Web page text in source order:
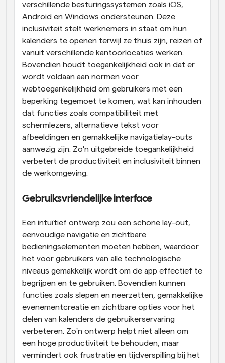
verschillende besturingssystemen zoals iOS,
Android en Windows ondersteunen. Deze
inclusiviteit stelt werknemers in staat om hun
kalenders te openen terwijl ze thuis zijn, reizen of
vanuit verschillende kantoorlocaties werken.
Bovendien houdt toegankelijkheid ook in dat er
wordt voldaan aan normen voor
webtoegankelijkheid om gebruikers met een
beperking tegemoet te komen, wat kan inhouden
dat functies zoals compatibiliteit met
schermlezers, alternatieve tekst voor
afbeeldingen en gemakkelijke navigatielay-outs
aanwezig zijn. Zo'n uitgebreide toegankelijkheid
verbetert de productiviteit en inclusiviteit binnen
de werkomgeving.
Gebruiksvriendelijke interface
Een intuïtief ontwerp zou een schone lay-out,
eenvoudige navigatie en zichtbare
bedieningselementen moeten hebben, waardoor
het voor gebruikers van alle technologische
niveaus gemakkelijk wordt om de app effectief te
begrijpen en te gebruiken. Bovendien kunnen
functies zoals slepen en neerzetten, gemakkelijke
evenementcreatie en zichtbare opties voor het
delen van kalenders de gebruikerservaring
verbeteren. Zo'n ontwerp helpt niet alleen om
een hoge productiviteit te behouden, maar
vermindert ook frustratie en tijdverspilling bij het